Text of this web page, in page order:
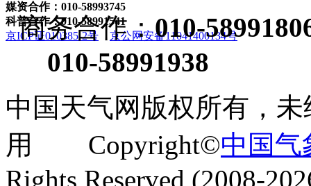
媒资合作：010-58993745
科普合作：010-58991541
京ICP证010385-2号
京公网安备11041400134号
商务合作：010-
010-58991938
中国天气网版权所有，
用 Copyright©中国气
Rights Reserved (2008-